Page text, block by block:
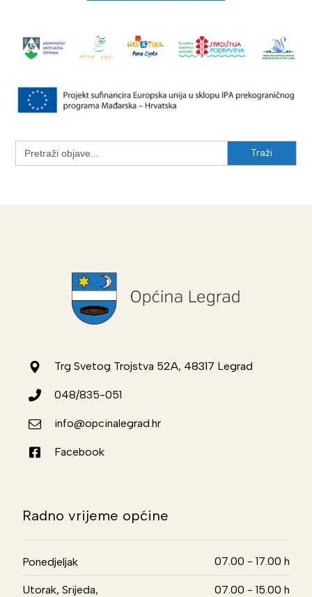
Search
for:
Trg Svetog Trojstva 52A, 48317 Legrad
048/835-051
info@opcinalegrad.hr
Facebook
Radno vrijeme općine
Ponedjeljak 07.00 - 17.00 h
Utorak, Srijeda,
07.00 - 15.00 h